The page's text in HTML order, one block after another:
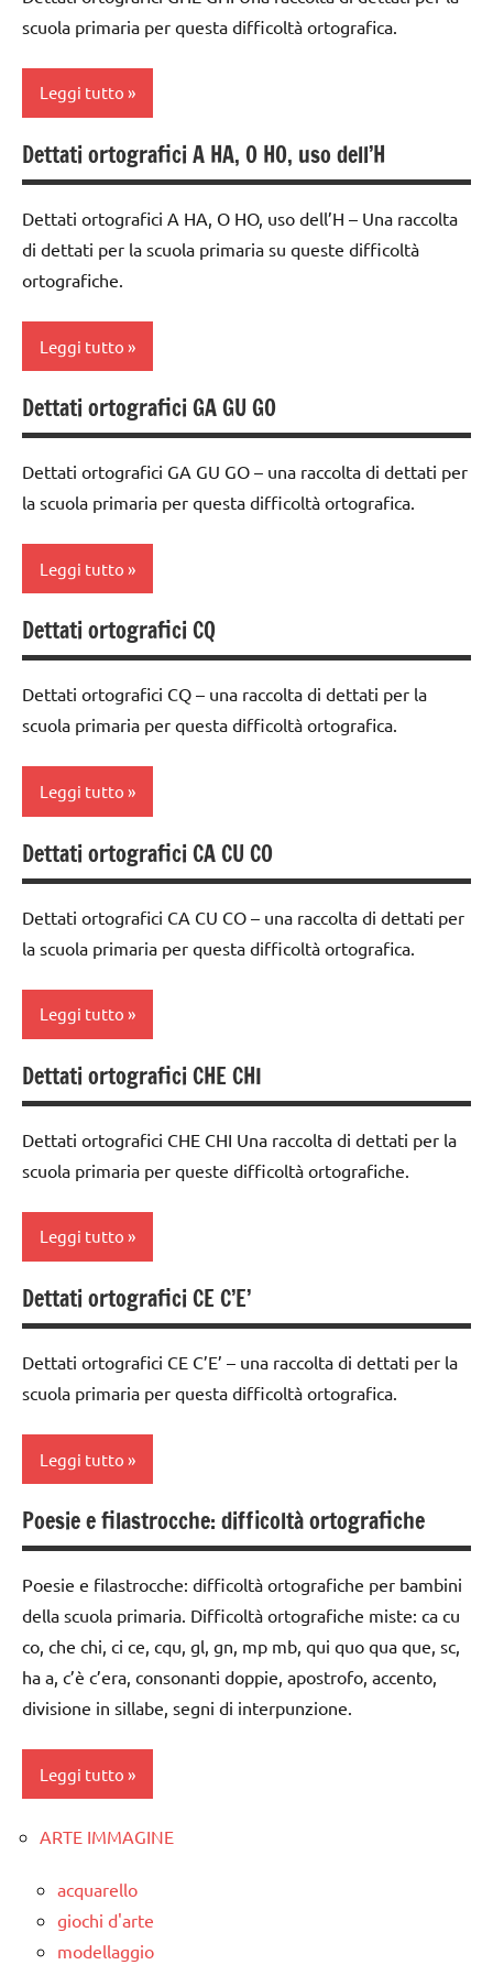
TUTTI GLI
TUTTI GLI
ARTICOLI
classe
2a
dettati
ortografici
dettati/difficoltà
ortografiche
LINGUAGGIO
TUTTI GLI
ARGOMENTI
TUTTI GLI
ARTICOLI
scuola primaria per questa difficoltà ortografica.
Leggi tutto
classe
1a
classe
2a
dettati
ortografici
dettati/difficoltà
LINGUAGGIO
TUTTI GLI
ARGOMENTI
TUTTI GLI
ARTICOLI
Dettati ortografici A HA, O HO, uso dell’H
Dettati ortografici A HA, O HO, uso dell’H – Una raccolta
di dettati per la scuola primaria su queste difficoltà
ortografiche.
Leggi tutto
classe
1a
classe
2a
classe
3a
dettati
ortografici
dettati/difficoltà
TUTTI GLI
ARGOMENTI
PER ETA'
TUTTI GLI
ARTICOLI
Dettati ortografici GA GU GO
Dettati ortografici GA GU GO – una raccolta di dettati per
la scuola primaria per questa difficoltà ortografica.
Leggi tutto
classe
1a
classe
2a
dettati
ortografici
dettati/difficoltà
ortografiche
LINGUAGGIO
TUTTI GLI
TUTTI GLI
ARTICOLI
Dettati ortografici CQ
Dettati ortografici CQ – una raccolta di dettati per la
scuola primaria per questa difficoltà ortografica.
Leggi tutto
classe
1a
classe
2a
classe
3a
dettati
ortografici
dettati/difficoltà
ortografiche
TUTTI GLI
ARGOMENTI
PER ETA'
TUTTI GLI
ARTICOLI
Dettati ortografici CA CU CO
Dettati ortografici CA CU CO – una raccolta di dettati per
la scuola primaria per questa difficoltà ortografica.
Leggi tutto
classe
1a
classe
2a
dettati
ortografici
dettati/difficoltà
ortografiche
LINGUAGGIO
TUTTI GLI
TUTTI GLI
ARTICOLI
Dettati ortografici CHE CHI
Dettati ortografici CHE CHI Una raccolta di dettati per la
scuola primaria per queste difficoltà ortografiche.
Leggi tutto
classe
1a
classe
2a
classe
3a
dettati
ortografici
dettati/difficoltà
LINGUAGGIO
TUTTI GLI
ARGOMENTI
TUTTI GLI
Dettati ortografici CE C’E’
Dettati ortografici CE C’E’ – una raccolta di dettati per la
scuola primaria per questa difficoltà ortografica.
Leggi tutto
classe
1a
classe
2a
classe
3a
dettati/difficoltà
ARGOMENTI
PER ETA'
Poesie e filastrocche: difficoltà ortografiche
Poesie e filastrocche: difficoltà ortografiche per bambini
della scuola primaria. Difficoltà ortografiche miste: ca cu
co, che chi, ci ce, cqu, gl, gn, mp mb, qui quo qua que, sc,
ha a, c’è c’era, consonanti doppie, apostrofo, accento,
divisione in sillabe, segni di interpunzione.
Leggi tutto
classe
ARTE IMMAGINE
acquarello
giochi d'arte
modellaggio